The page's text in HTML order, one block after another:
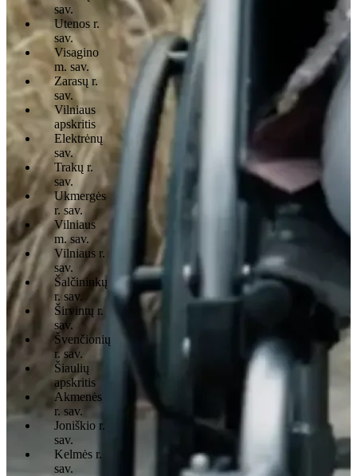
sav.
Utenos r.
sav.
Visagino
m. sav.
Zarasų r.
sav.
Vilniaus
apskritis
Elektrėnų
sav.
Trakų r.
sav.
Ukmergės
r. sav.
Vilniaus
m. sav.
Vilniaus r.
sav.
Šalčininkų
r. sav.
Širvintų r.
sav.
Švenčionių
r. sav.
Šiaulių
apskritis
Akmenės
r. sav.
Joniškio r.
sav.
Kelmės r.
sav.